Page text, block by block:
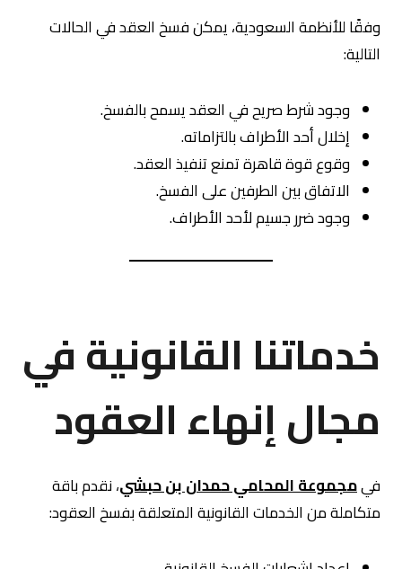
وفقًا للأنظمة السعودية، يمكن فسخ العقد في الحالات
التالية:
وجود شرط صريح في العقد يسمح بالفسخ.
إخلال أحد الأطراف بالتزاماته.
وقوع قوة قاهرة تمنع تنفيذ العقد.
الاتفاق بين الطرفين على الفسخ.
وجود ضرر جسيم لأحد الأطراف.
خدماتنا القانونية في
مجال إنهاء العقود
فيمجموعة المحامي حمدان بن حبشي، نقدم باقة
متكاملة من الخدمات القانونية المتعلقة بفسخ العقود: